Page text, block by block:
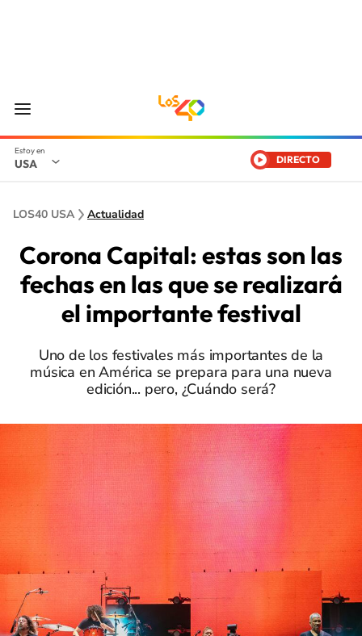
USA DIRECTO
LOS40 USA Actualidad
Corona Capital: estas son las
fechas en las que se realizará
el importante festival
Uno de los festivales más importantes de la
música en América se prepara para una nueva
edición... pero, ¿Cuándo será?